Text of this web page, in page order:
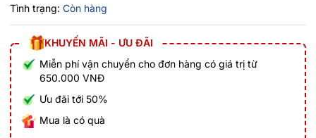
Tình trạng: Còn hàng
KHUYẾN MÃI - ƯU ĐÃI
Miễn phí vận chuyển cho đơn hàng có giá trị từ
650.000 VNĐ
Ưu đãi tới 50%
Mua là có quà